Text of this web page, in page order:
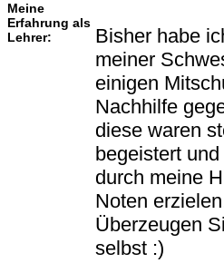
Meine
Erfahrung als
Lehrer:
Bisher habe
meiner
einigen
Nachhilfe
diese waren
begeistert
durch meine
Noten
Überzeugen
selbst :)